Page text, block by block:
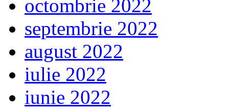
octombrie 2022
septembrie 2022
august 2022
iulie 2022
iunie 2022